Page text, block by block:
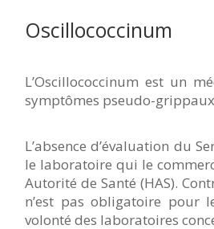
Oscillococcinum
L’Oscillococcinum est un
symptômes pseudo-
L’absence d’évaluation du
le laboratoire qui le
Autorité de Santé (HAS).
n’est pas obligatoire pour
volonté des laboratoires